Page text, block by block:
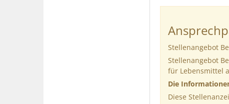
Stellenangebot
Stellenangebot
für Lebensmittel
Die
Diese